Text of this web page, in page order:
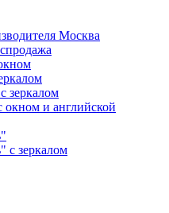
Москва
зеркалом
окном и английской
с зеркалом